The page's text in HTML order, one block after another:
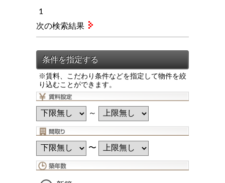
1
※賃料、こだわり条件などを指定して物件を絞
り込むことができます。
～
〜